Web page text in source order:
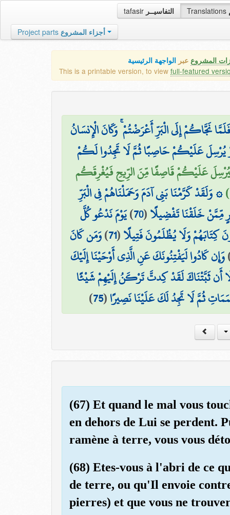
tafasir التفاسيــر Translations
Project parts أجزاء المشروع
المشروع عبر الواجهة الرئيسية
This is a printable version, to view full-featured
نَجَّاكُمْ إِلَى الْبَرِّ أَعْرَضْتُمْ ۚ وَكَانَ الْإِنسَانُ
يُرْسِلَ عَلَيْكُمْ حَاصِبًا ثُمَّ لَا تَجِدُوا لَكُمْ
عَلَيْكُمْ قَاصِفًا مِّنَ الرِّيحِ فَيُغْرِقَكُم
۞ وَلَقَدْ كَرَّمْنَا بَنِي آدَمَ وَحَمَلْنَاهُمْ فِي الْبَرِّ
مِّمَّنْ خَلَقْنَا تَفْضِيلًا(
70
)يَوْمَ نَدْعُو كُلَّ
كِتَابَهُمْ وَلَا يُظْلَمُونَ فَتِيلًا(
71
)وَمَن كَانَ
وَإِن كَادُوا لَيَفْتِنُونَكَ عَنِ الَّذِي أَوْحَيْنَا إِلَيْكَ
أَن ثَبَّتْنَاكَ لَقَدْ كِدتَّ تَرْكَنُ إِلَيْهِمْ شَيْئًا
ثُمَّ لَا تَجِدُ لَكَ عَلَيْنَا نَصِيرًا(
75
)
(67) Et quand le mal vous
en dehors de Lui se perdent.
ramène à terre, vous vous
(68) Etes-vous à l'abri de ce
de terre, ou qu'Il envoie
pierres) et que vous ne